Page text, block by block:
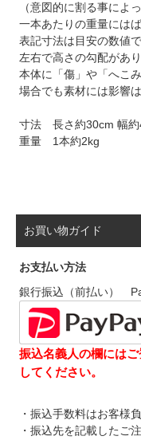
（意図的に割る事によ
一本あたりの重量には
表記寸法は目安の数値で
左右で高さの勾配があ
本体に「傷」や「へこ
場合でも素材には影響
寸法 長さ約30cm 幅約
重量 1本約2kg
お買い物ガイド
お支払い方法
銀行振込（前払い）
振込名義人の欄には
してください。
・振込手数料はお客様
・振込先を記載したご